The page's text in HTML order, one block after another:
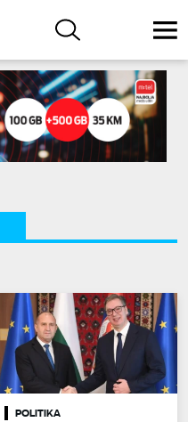
POLITIKA